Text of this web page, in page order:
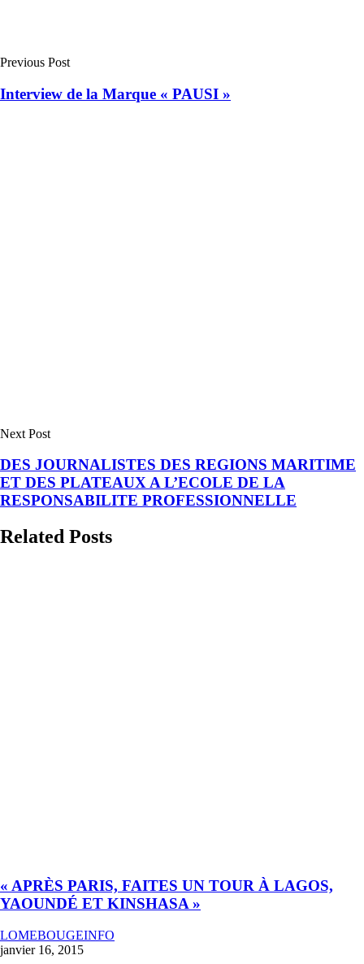
Previous Post
Interview de la Marque « PAUSI »
Next Post
DES JOURNALISTES DES REGIONS MARITIME
ET DES PLATEAUX A L’ECOLE DE LA
RESPONSABILITE PROFESSIONNELLE
Related Posts
« APRÈS PARIS, FAITES UN TOUR À LAGOS,
YAOUNDÉ ET KINSHASA »
LOMEBOUGEINFO
janvier 16, 2015